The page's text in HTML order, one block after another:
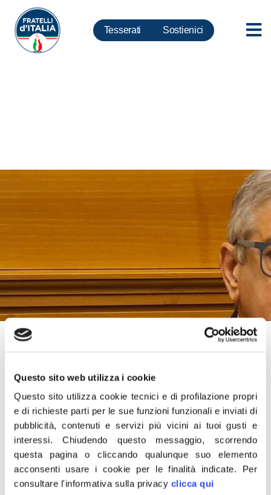
Questo sito web utilizza i cookie
Questo sito utilizza cookie tecnici e di profilazione propri
e di richieste parti per le sue funzioni funzionali e inviati di
pubblicità, contenuti e servizi più vicini ai tuoi gusti e
interessi.Chiudendo questo messaggio, scorrendo
questa pagina o cliccando qualunque suo elemento
acconsenti usare i cookie per le finalità indicate. Per
consultare l'informativa sulla privacy clicca qui
Tesserati Sostienici
31 Marzo 2023
È figlio di una legge delega approvata nella passata
legislatura e il Consiglio di Stato ha avuto un ruolo
decisivo nella sua definizione. Inoltre sono state audite
130-140 associazioni, lo stesso parlamento ha
presentato osservazioni. La corruzione non la si
cancella per legge. Se si vuole dare un peso diverso alle
soglie ci può stare, ma se si vogliono bypassare le